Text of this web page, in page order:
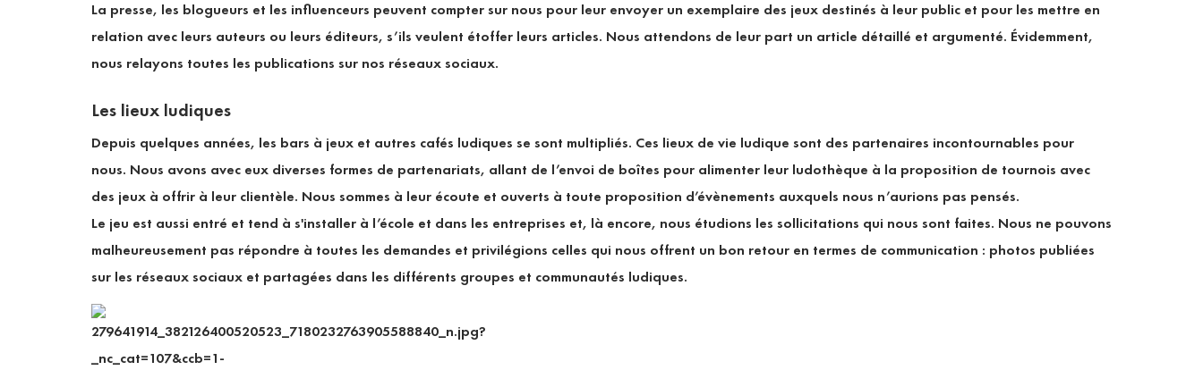
La presse, les blogueurs et les influenceurs peuvent compter sur nous pour leur envoyer un exemplaire des jeux destinés à leur public et pour les mettre en
relation avec leurs auteurs ou leurs éditeurs, s’ils veulent étoffer leurs articles. Nous attendons de leur part un article détaillé et argumenté. Évidemment,
nous relayons toutes les publications sur nos réseaux sociaux.
Les lieux ludiques
Depuis quelques années, les bars à jeux et autres cafés ludiques se sont multipliés. Ces lieux de vie ludique sont des partenaires incontournables pour
nous. Nous avons avec eux diverses formes de partenariats, allant de l’envoi de boîtes pour alimenter leur ludothèque à la proposition de tournois avec
des jeux à offrir à leur clientèle. Nous sommes à leur écoute et ouverts à toute proposition d’évènements auxquels nous n’aurions pas pensés.
Le jeu est aussi entré et tend à s'installer à l’école et dans les entreprises et, là encore, nous étudions les sollicitations qui nous sont faites. Nous ne pouvons
malheureusement pas répondre à toutes les demandes et privilégions celles qui nous offrent un bon retour en termes de communication : photos publiées
sur les réseaux sociaux et partagées dans les différents groupes et communautés ludiques.